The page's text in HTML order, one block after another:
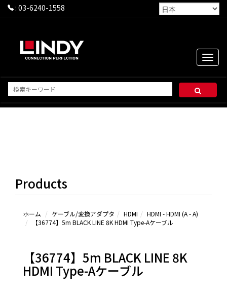
: 03-6240-1558
Toggle
- Mini
HDMI
Products
ホーム ケーブル/変換アダプタ HDMI
HDMI - HDMI (A - A)
【36774】5m BLACK LINE 8K HDMI Type-Aケーブル
【36774】5m BLACK LINE 8K
HDMI Type-Aケーブル